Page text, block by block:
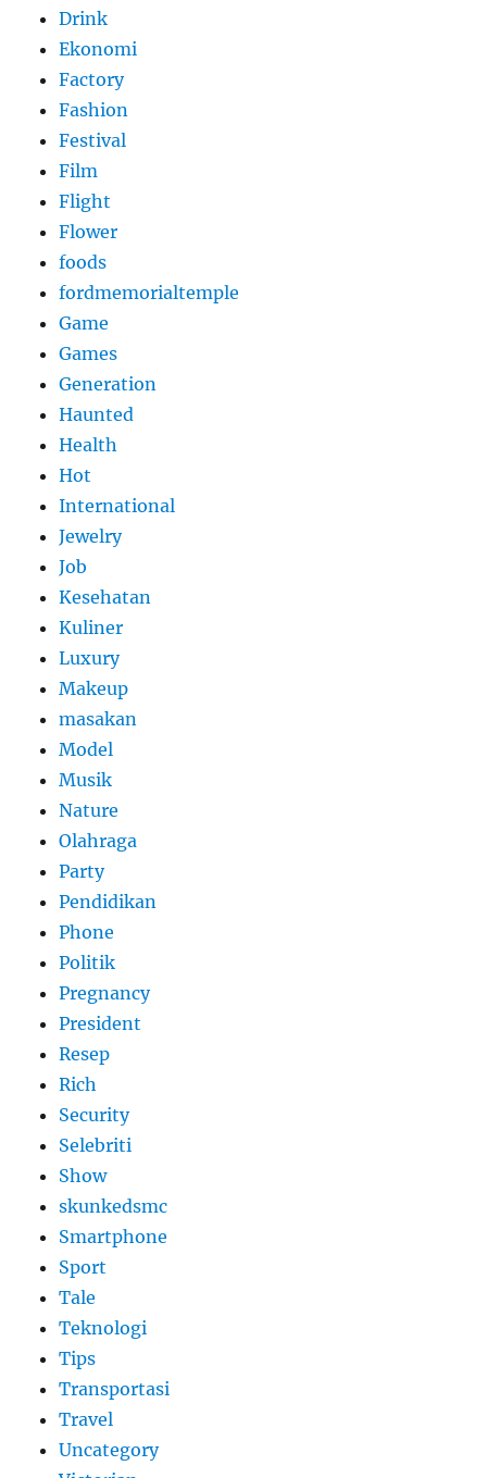
Drink
Ekonomi
Factory
Fashion
Festival
Film
Flight
Flower
foods
fordmemorialtemple
Game
Games
Generation
Haunted
Health
Hot
International
Jewelry
Job
Kesehatan
Kuliner
Luxury
Makeup
masakan
Model
Musik
Nature
Olahraga
Party
Pendidikan
Phone
Politik
Pregnancy
President
Resep
Rich
Security
Selebriti
Show
skunkedsmc
Smartphone
Sport
Tale
Teknologi
Tips
Transportasi
Travel
Uncategory